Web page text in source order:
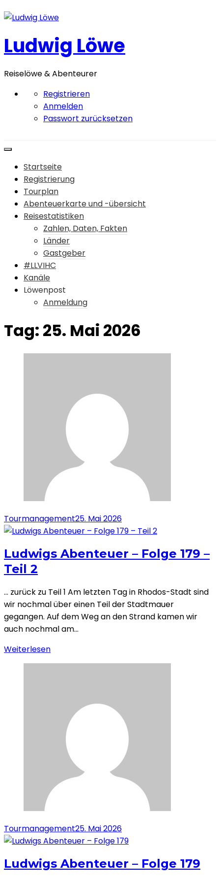
Zum
Inhalt
Ludwig Löwe
Reiselöwe & Abenteurer
Registrieren
Anmelden
Passwort zurücksetzen
Startseite
Registrierung
Tourplan
Abenteuerkarte und -übersicht
Reisestatistiken
Zahlen, Daten, Fakten
Länder
Gastgeber
#LLVIHC
Kanäle
Löwenpost
Anmeldung
Tag: 25. Mai 2026
Tourmanagement25. Mai 2026
Ludwigs Abenteuer – Folge 179 –
Teil 2
… zurück zu Teil 1 Am letzten Tag in Rhodos-Stadt sind
wir nochmal über einen Teil der Stadtmauer
gegangen. Auf dem Weg an den Strand kamen wir
auch nochmal am…
Weiterlesen
Tourmanagement25. Mai 2026
Ludwigs Abenteuer – Folge 179